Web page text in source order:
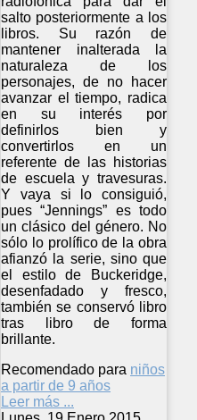
salto posteriormente a los
libros. Su razón de
mantener inalterada la
naturaleza de los
personajes, de no hacer
avanzar el tiempo, radica
en su interés por
definirlos bien y
convertirlos en un
referente de las historias
de escuela y travesuras.
Y vaya si lo consiguió,
pues “Jennings” es todo
un clásico del género. No
sólo lo prolífico de la obra
afianzó la serie, sino que
el estilo de Buckeridge,
desenfadado y fresco,
también se conservó libro
tras libro de forma
brillante.
Recomendado para niños
a partir de 9 años
Leer más ...